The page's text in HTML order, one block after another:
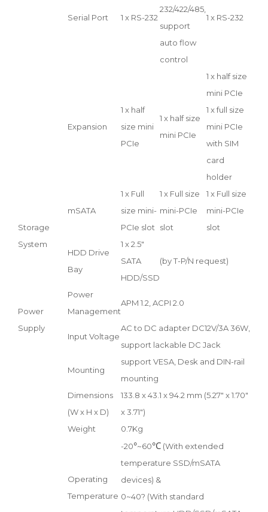
Serial Port 1 x RS-232
232/422/485,
support
auto flow
control
1 x RS-232
Expansion
1 x half
size mini
PCIe
1 x half size
mini PCIe
1 x half size
mini PCIe
1 x full size
mini PCIe
with SIM
card
holder
Storage
System
mSATA
1 x Full
size mini-
PCIe slot
1 x Full size
mini-PCIe
slot
1 x Full size
mini-PCIe
slot
HDD Drive
Bay
1 x 2.5"
SATA
HDD/SSD
(by T-P/N request)
Power
Supply
Power
Management
APM 1.2, ACPI 2.0
Input Voltage
AC to DC adapter DC12V/3A 36W,
support lackable DC Jack
Mounting
support VESA, Desk and DIN-rail
mounting
Dimensions
(W x H x D)
133.8 x 43.1 x 94.2 mm (5.27" x 1.70"
x 3.71")
Weight
0.7Kg
Operating
Temperature
-20°~60°C (With extended
temperature SSD/mSATA
devices) &
0~40? (With standard